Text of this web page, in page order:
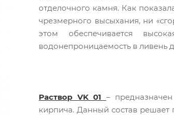
отделочного камня. Как
чрезмерного высыхания, ни
этом обеспечивается
водонепроницаемость в ливень
Раствор VK 01 –
кирпича. Данный состав решает